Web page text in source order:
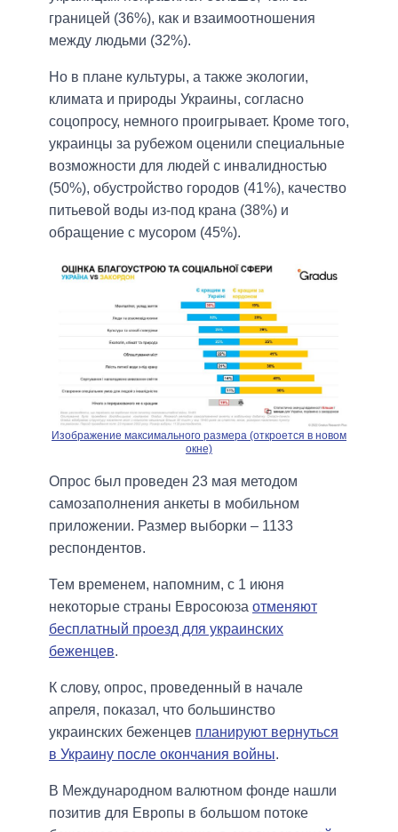
границей (36%), как и взаимоотношения
между людьми (32%).
Но в плане культуры, а также экологии,
климата и природы Украины, согласно
соцопросу, немного проигрывает. Кроме того,
украинцы за рубежом оценили специальные
возможности для людей с инвалидностью
(50%), обустройство городов (41%), качество
питьевой воды из-под крана (38%) и
обращение с мусором (45%).
Изображение максимального размера (откроется в новом
окне)
Опрос был проведен 23 мая методом
самозаполнения анкеты в мобильном
приложении. Размер выборки – 1133
респондентов.
Тем временем, напомним, с 1 июня
некоторые страны Евросоюза отменяют
бесплатный проезд для украинских
беженцев.
К слову, опрос, проведенный в начале
апреля, показал, что большинство
украинских беженцев планируют вернуться
в Украину после окончания войны.
В Международном валютном фонде нашли
позитив для Европы в большом потоке